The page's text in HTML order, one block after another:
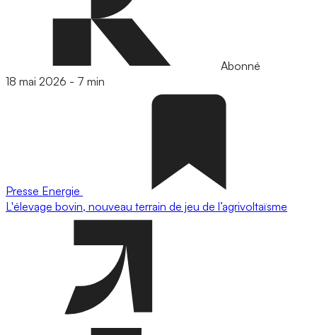
Abonné
18 mai 2026 - 7 min
Presse Energie
L'élevage bovin, nouveau terrain de jeu de l’agrivoltaïsme